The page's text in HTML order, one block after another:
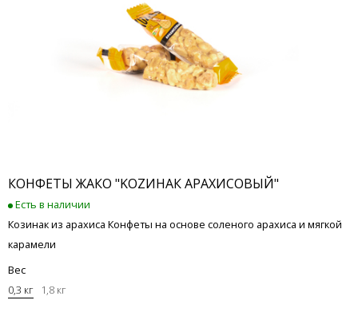
КОНФЕТЫ ЖАКО "KOZИНАК АРАХИСОВЫЙ"
Есть в наличии
Козинак из арахиса Конфеты на основе соленого арахиса и мягкой
карамели
Вес
0,3 кг
1,8 кг